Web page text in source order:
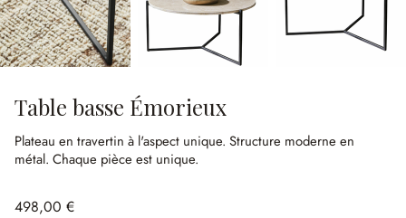
Table basse Émorieux
Plateau en travertin à l'aspect unique. Structure moderne en
métal. Chaque pièce est unique.
498,00 €